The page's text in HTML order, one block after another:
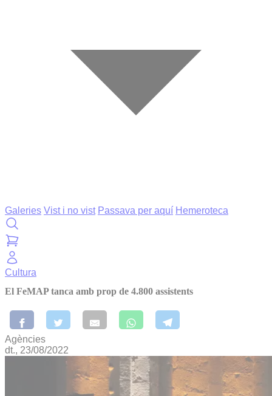
Galeries Vist i no vist Passava per aquí Hemeroteca
Cultura
El FeMAP tanca amb prop de 4.800 assistents
Agències
dt., 23/08/2022